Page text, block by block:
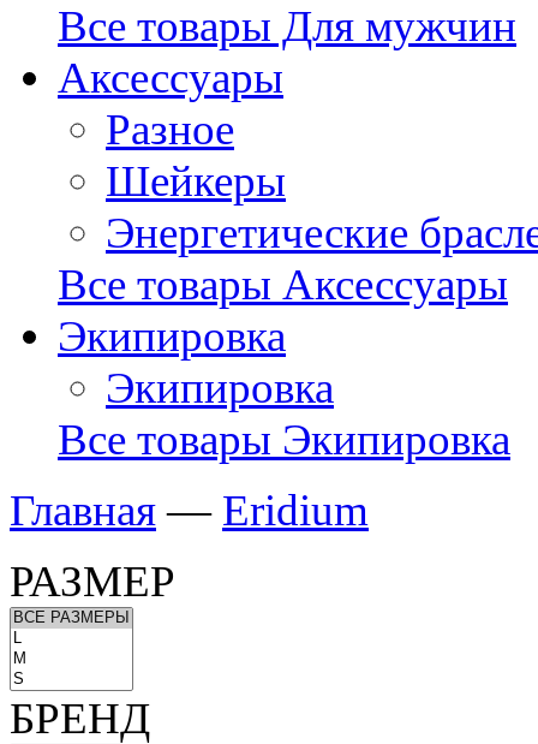
Все товары Для мужчин
Аксессуары
Разное
Шейкеры
Энергетические
Все товары Аксессуары
Экипировка
Экипировка
Все товары Экипировка
Главная— Eridium
РАЗМЕР
БРЕНД